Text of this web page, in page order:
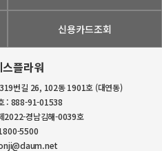
신용카드조회
플라워
번길 26, 102동 1901호 (대연동)
: 888-91-01538
2022-경남김해-0039호
5500